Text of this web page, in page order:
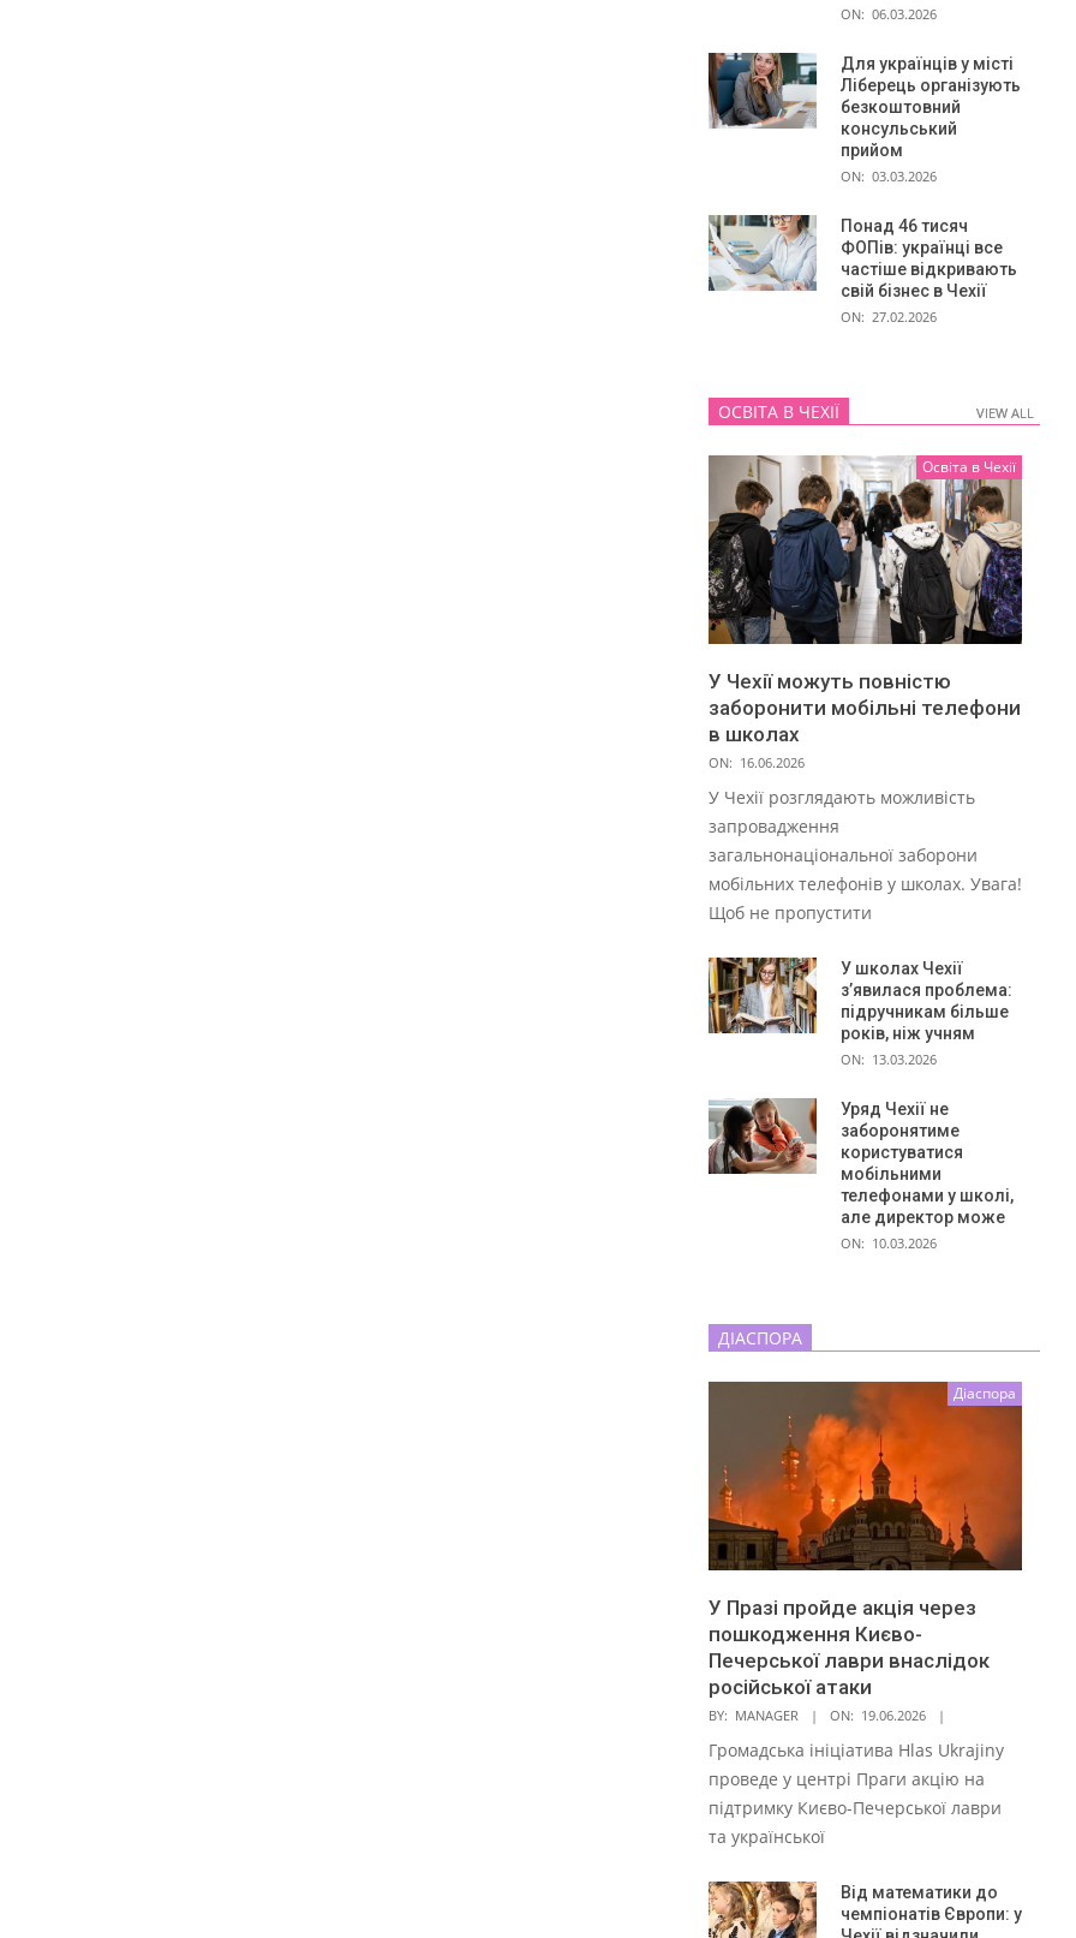
ON: 06.03.2026
Для українців у місті
Ліберець організують
безкоштовний
консульський
прийом
ON: 03.03.2026
Понад 46 тисяч
ФОПів: українці все
частіше відкривають
свій бізнес в Чехії
ON: 27.02.2026
ОСВІТА В ЧЕХІЇ VIEW ALL
Освіта в Чехії
У Чехії можуть повністю
заборонити мобільні телефони
в школах
ON: 16.06.2026
У Чехії розглядають можливість
запровадження
загальнонаціональної заборони
мобільних телефонів у школах. Увага!
Щоб не пропустити
У школах Чехії
з’явилася проблема:
підручникам більше
років, ніж учням
ON: 13.03.2026
Уряд Чехії не
заборонятиме
користуватися
мобільними
телефонами у школі,
але директор може
ON: 10.03.2026
VIEW ALL
ДІАСПОРА
Діаспора
У Празі пройде акція через
пошкодження Києво-
Печерської лаври внаслідок
російської атаки
BY: MANAGER ON: 19.06.2026
Громадська ініціатива Hlas Ukrajiny
проведе у центрі Праги акцію на
підтримку Києво-Печерської лаври
та української
Від математики до
чемпіонатів Європи: у